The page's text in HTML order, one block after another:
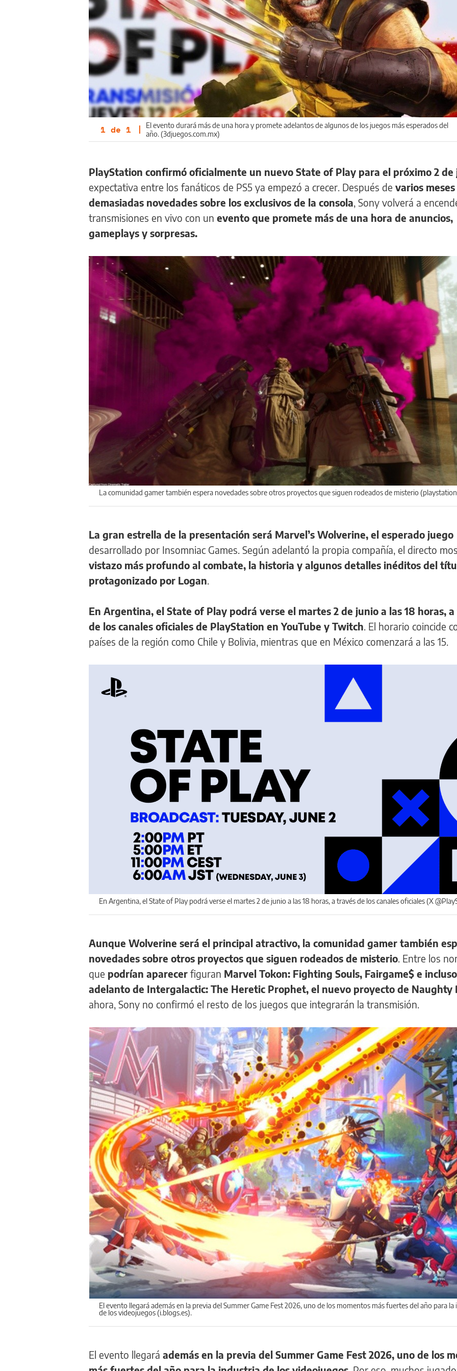
1 de 1 |
El evento durará más de una hora y promete adelantos de algunos de los juegos más esperados del
año. (3djuegos.com.mx)
PlayStation confirmó oficialmente un nuevo State of Play para el próximo 2 de
expectativa entre los fanáticos de PS5 ya empezó a crecer. Después de varios meses
demasiadas novedades sobre los exclusivos de la consola , Sony volverá a
transmisiones en vivo con un evento que promete más de una hora de anuncios,
gameplays y sorpresas.
La comunidad gamer también espera novedades sobre otros proyectos que siguen rodeados de misterio
La gran estrella de la presentación será Marvel’s Wolverine, el esperado juego
desarrollado por Insomniac Games. Según adelantó la propia compañía, el directo
vistazo más profundo al combate, la historia y algunos detalles inéditos del
protagonizado por Logan
En Argentina, el State of Play podrá verse el martes 2 de junio a las 18 horas,
de los canales oficiales de PlayStation en YouTube y Twitch . El horario coincide
países de la región como Chile y Bolivia, mientras que en México comenzará a las 15.
En Argentina, el State of Play podrá verse el martes 2 de junio a las 18 horas, a través de los canales oficiales (X
Aunque Wolverine será el principal atractivo, la comunidad gamer también
novedades sobre otros proyectos que siguen rodeados de misterio . Entre los
que podrían aparecer figuran Marvel Tokon: Fighting Souls, Fairgame$ e
adelanto de Intergalactic: The Heretic Prophet, el nuevo proyecto de Naughty
ahora, Sony no confirmó el resto de los juegos que integrarán la transmisión.
El evento llegará además en la previa del Summer Game Fest 2026, uno de los momentos más fuertes del año para
de los videojuegos (i.blogs.es).
El evento llegará además en la previa del Summer Game Fest 2026, uno de los